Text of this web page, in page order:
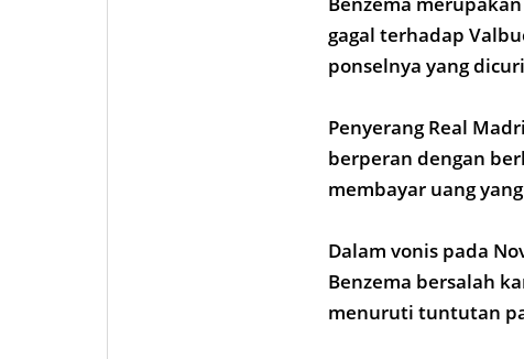
gagal terhadap
ponselnya yang
Penyerang Real
berperan dengan
membayar uang
Dalam vonis pada
Benzema bersalah
menuruti tuntutan